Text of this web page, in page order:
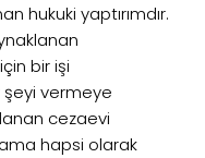
hukuki yaptırımdır.
bir işi
vermeye
cezaevi
hapsi olarak